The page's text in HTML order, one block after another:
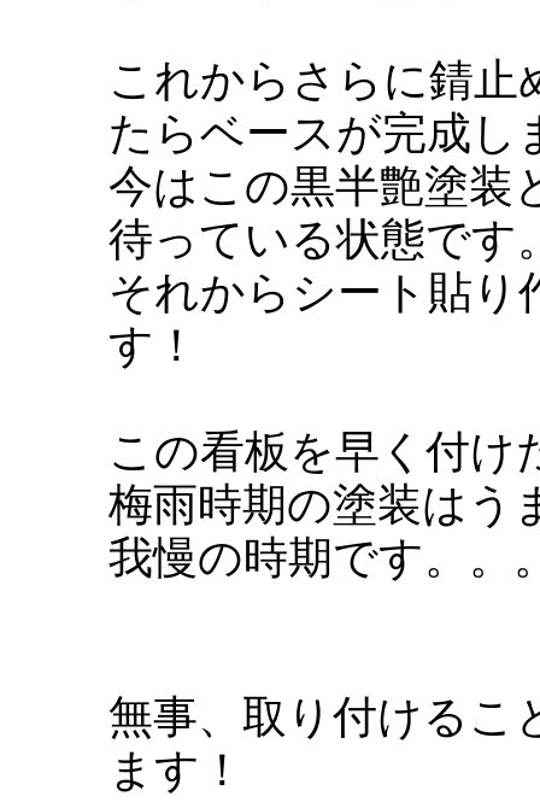
これからさらに錆止
たらベースが完成し
今はこの黒半艶塗装
待っている状態です
それからシート貼り
す！
この看板を早く付け
梅雨時期の塗装はう
我慢の時期です。。
無事、取り付けるこ
ます！